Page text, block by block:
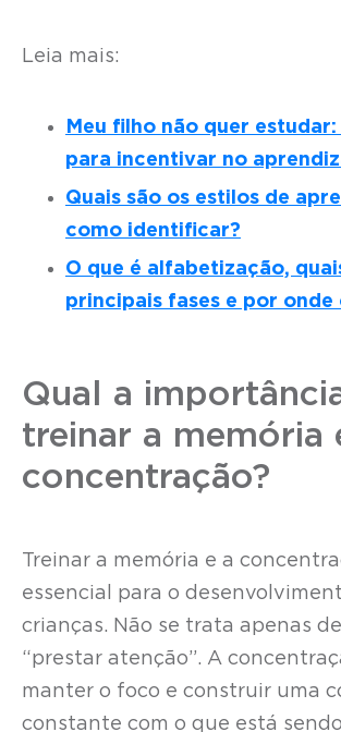
Leia mais:
Meu filho não quer estudar:
para incentivar no
Quais são os estilos de
como identificar?
O que é alfabetização,
principais fases e por onde
Qual a
treinar a memória
concentração?
Treinar a memória e a
essencial para o
crianças. Não se trata apenas
“prestar atenção”. A
manter o foco e construir uma
constante com o que está